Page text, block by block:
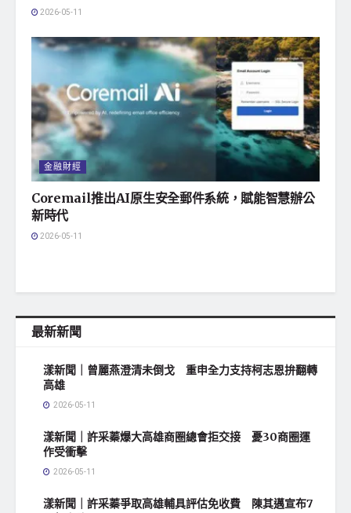
2026-05-11
金融財經
Coremail推出AI原生安全郵件系統，賦能智慧辦公
新時代
2026-05-11
最新新聞
漾新聞｜曾麗燕澄清未倒戈 重申全力支持柯志恩拚翻轉
高雄
2026-05-11
漾新聞｜許采蓁爆大高雄商圈總會拒交接 憂30商圈運
作受衝擊
2026-05-11
漾新聞｜許采蓁爭取高雄輔具評估免收費 陳其邁宣布7